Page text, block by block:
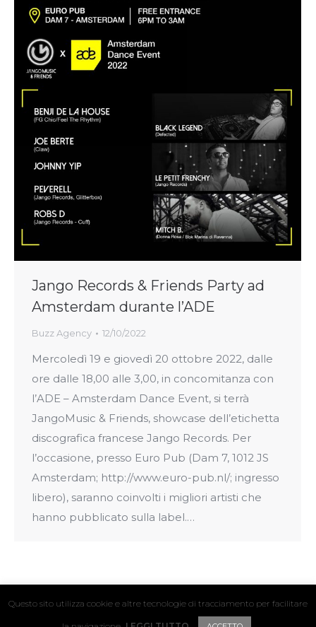
Jango Records & Friends Party ad
Amsterdam durante l’ADE
Buzz Agency 12/10/2022
Mercoledì 19 e giovedì 20 ottobre 2022, dalle
ore dalle 18,00 alle 3,00, in concomitanza con
l’ADE – Amsterdam Dance Event, si terrà
JangoMusic & Friends, showcase dell’etichetta
discografica francese Jango Records. Per
l’occasione, presso Euro Pub (Dam 7, 1012 JS
Amsterdam; http://www.euro-pub.nl/; ingresso
libero), saranno coinvolti i migliori artisti che
hanno pubblicato sulla label.…
© 2024 Hyper Hyper / Vat. IT04411160239
Questo sito utilizza cookie e altre tecnologie di tracciamento per facilitare